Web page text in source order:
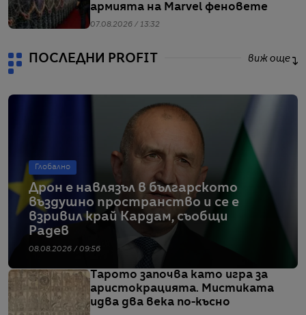
армията на Marvel феновете
07.08.2026 / 13:32
ПОСЛЕДНИ PROFIT виж още
Глобално
Дрон е навлязъл в българското
въздушно пространство и се е
взривил край Кардам, съобщи
Радев
08.08.2026 / 09:56
Тарото започва като игра за
аристокрацията. Мистиката
идва два века по-късно